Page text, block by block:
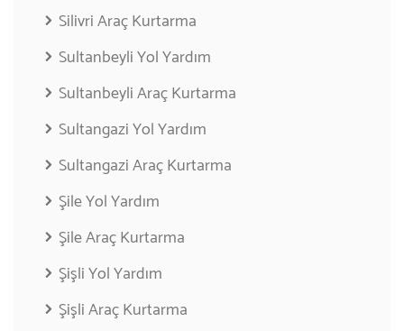
Silivri Araç Kurtarma
Sultanbeyli Yol Yardım
Sultanbeyli Araç Kurtarma
Sultangazi Yol Yardım
Sultangazi Araç Kurtarma
Şile Yol Yardım
Şile Araç Kurtarma
Şişli Yol Yardım
Şişli Araç Kurtarma